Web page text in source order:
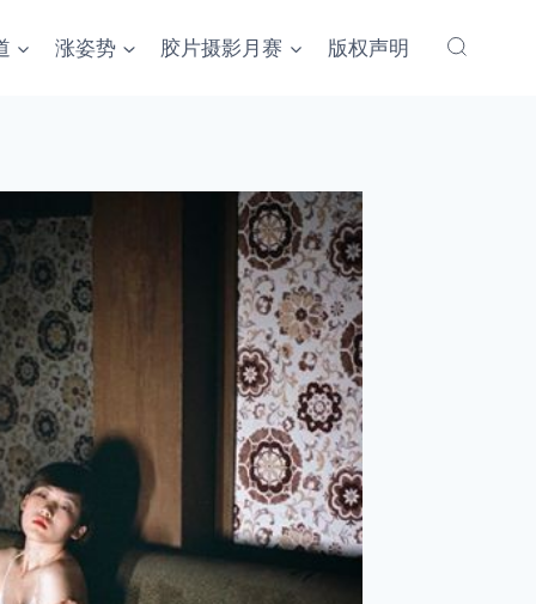
涨姿势 胶片摄影月赛 版权声明